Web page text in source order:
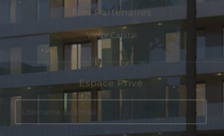
Nos Partenaires
Victor Capital
Espace Privé